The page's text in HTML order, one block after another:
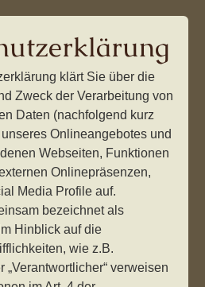
klärt Sie über die
Zweck der Verarbeitung von
Daten (nachfolgend kurz
unseres Onlineangebotes und
Webseiten, Funktionen
Onlinepräsenzen,
Media Profile auf.
bezeichnet als
Hinblick auf die
wie z.B.
„Verantwortlicher“ verweisen